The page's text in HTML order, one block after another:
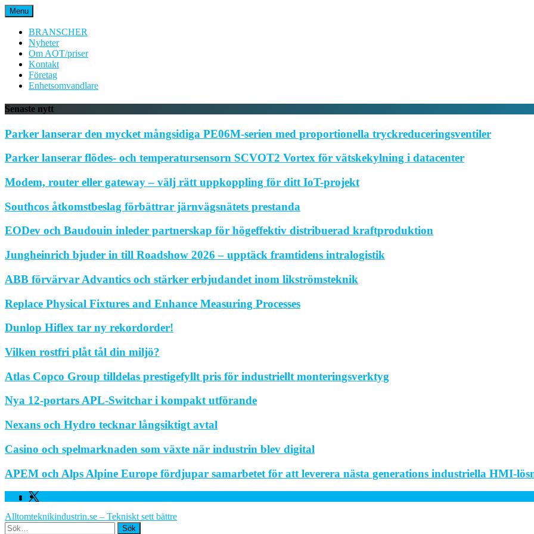
Hoppa
till
innehåll
Menu
BRANSCHER
Nyheter
Om AOT/priser
Kontakt
Företag
Enhetsomvandlare
Senaste nytt
Parker lanserar den mycket mångsidiga PE06M-serien med proportionella tryckreduceringsventiler
Parker lanserar flödes- och temperatursensorn SCVOT2 Vortex för vätskekylning i datacenter
Modem, router eller gateway – välj rätt uppkoppling för ditt IoT-projekt
Southcos åtkomstbeslag förbättrar järnvägsnätets prestanda
EODev och Baudouin inleder partnerskap för högeffektiv distribuerad kraftproduktion
Jungheinrich bjuder in till Roadshow 2026 – upptäck framtidens intralogistik
ABB förvärvar Advantics och stärker erbjudandet inom likströmsteknik
Replace Physical Fixtures and Enhance Measuring Processes
Dunlop Hiflex tar ny rekordorder!
Vilken rostfri plåt tål din miljö?
Atlas Copco Group tilldelas prestigefyllt pris för industriellt monteringsverktyg
Nya 12-portars APL-Switchar i kompakt utförande
Nexans och Hydro tecknar långsiktigt avtal
Casino och spelmarknaden som växte när industrin blev digital
APEM och Alps Alpine Europe fördjupar samarbetet för att leverera nästa generations industriella HMI-
Facebook
Twitter
Alltomteknikindustrin.se – Tekniskt sett bättre
Search